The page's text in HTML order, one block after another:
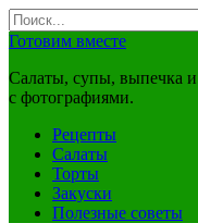
Перейти
к
Search
for:
Готовим вместе
Салаты, супы, выпечка и
с фотографиями.
Рецепты
Салаты
Торты
Закуски
Полезные советы